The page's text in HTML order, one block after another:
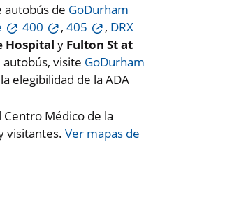
autobús de GoDurham
400 , 405 , DRX
Hospital y Fulton St at
visite GoDurham
elegibilidad de la ADA
Médico de la
visitantes. Ver mapas de